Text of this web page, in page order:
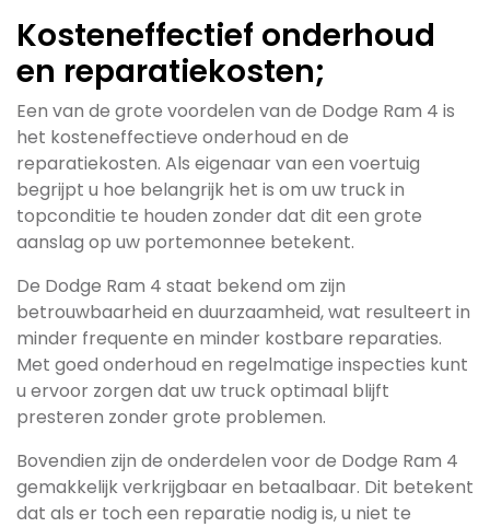
Kosteneffectief onderhoud
en reparatiekosten;
Een van de grote voordelen van de Dodge Ram 4 is
het kosteneffectieve onderhoud en de
reparatiekosten. Als eigenaar van een voertuig
begrijpt u hoe belangrijk het is om uw truck in
topconditie te houden zonder dat dit een grote
aanslag op uw portemonnee betekent.
De Dodge Ram 4 staat bekend om zijn
betrouwbaarheid en duurzaamheid, wat resulteert in
minder frequente en minder kostbare reparaties.
Met goed onderhoud en regelmatige inspecties kunt
u ervoor zorgen dat uw truck optimaal blijft
presteren zonder grote problemen.
Bovendien zijn de onderdelen voor de Dodge Ram 4
gemakkelijk verkrijgbaar en betaalbaar. Dit betekent
dat als er toch een reparatie nodig is, u niet te